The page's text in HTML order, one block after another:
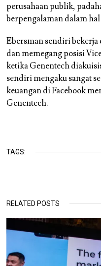
perusahaan publik,
berpengalaman dalam hal
Ebersman sendiri
dan memegang posisi
ketika Genentech
sendiri mengaku sangat
keuangan di Facebook
Genentech.
TAGS:
RELATED POSTS